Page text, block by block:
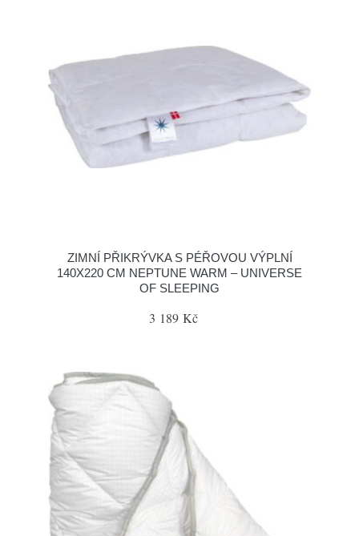
ZIMNÍ PŘIKRÝVKA S PÉŘOVOU VÝPLNÍ
140X220 CM NEPTUNE WARM – UNIVERSE
OF SLEEPING
3 189 Kč